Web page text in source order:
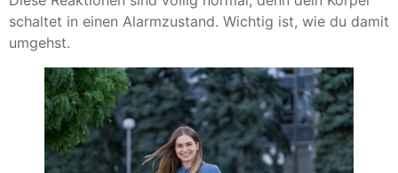
schaltet in einen Alarmzustand. Wichtig ist, wie du damit
umgehst.